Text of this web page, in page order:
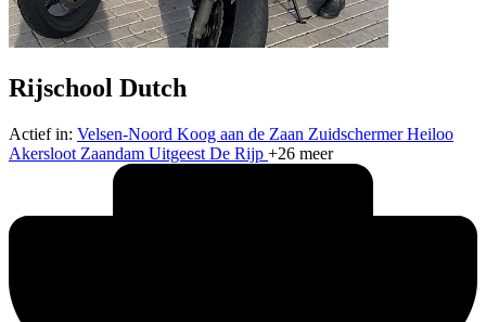
Rijschool Dutch
Actief in: Velsen-Noord Koog aan de Zaan ZuidschermerHeiloo
Akersloot Zaandam Uitgeest De Rijp +26 meer